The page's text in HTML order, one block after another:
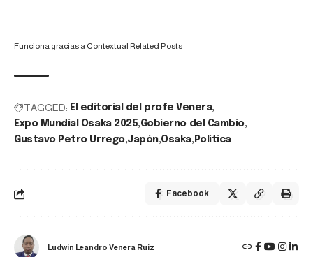
Funciona gracias a Contextual Related Posts
TAGGED: El editorial del profe Venera
Expo Mundial Osaka 2025 Gobierno del Cambio
Gustavo Petro Urrego Japón Osaka Política
Facebook
Ludwin Leandro Venera Ruiz